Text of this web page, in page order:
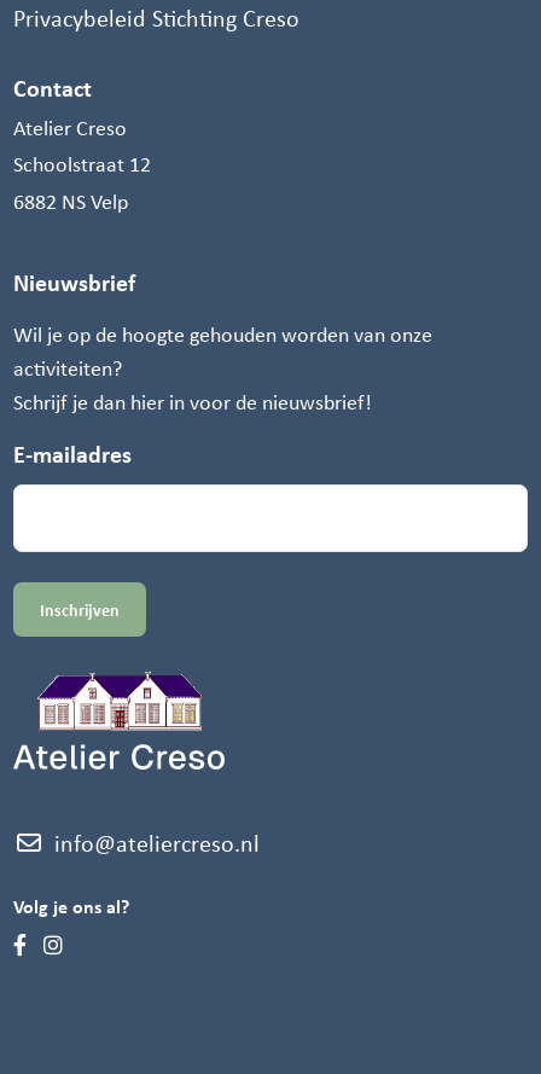
Privacybeleid Stichting Creso
Contact
Atelier Creso
Schoolstraat 12
6882 NS Velp
Nieuwsbrief
Wil je op de hoogte gehouden worden van onze
activiteiten?
Schrijf je dan hier in voor de nieuwsbrief!
E-mailadres
info@ateliercreso.nl
Volg je ons al?